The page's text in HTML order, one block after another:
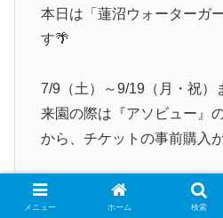
本日は「蓮沼ウォーターガ
す🌴
7/9（土）～9/19（月・祝）
来園の際は『アソビュー』
から、チケットの事前購入
千葉県最大級のウォーター
か？
pic.twitter.com/
メニュー ホーム 検索